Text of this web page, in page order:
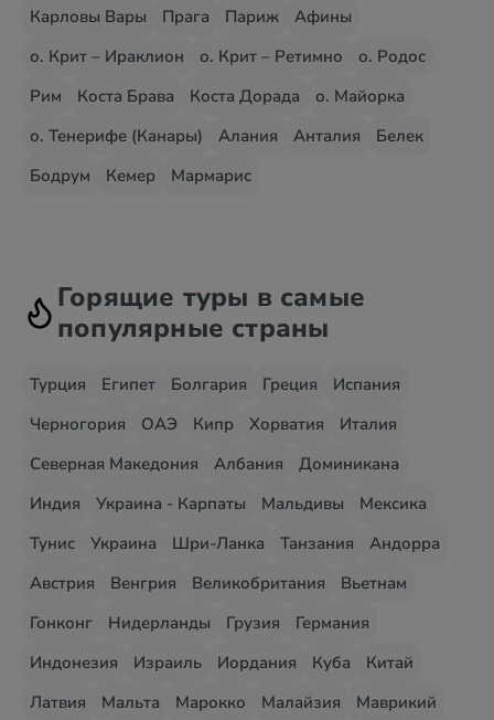
Карловы Вары
Прага Париж
Афины
о. Крит – Ираклион
о. Крит – Ретимно
о. Родос
Рим
Коста Брава Коста Дорада
о. Майорка
о. Тенерифе (Канары)
Алания Анталия
Белек
Бодрум
Кемер Мармарис
Горящие туры в самые
популярные страны
Турция Египет Болгария Греция
Испания
Черногория
ОАЭ Кипр Хорватия
Италия
Северная Македония
Албания
Доминикана
Индия
Украина - Карпаты Мальдивы
Мексика
Тунис
Украина Шри-Ланка Танзания
Андорра
Австрия
Венгрия Великобритания
Вьетнам
Гонконг
Нидерланды Грузия
Германия
Индонезия
Израиль Иордания Куба
Китай
Латвия
Мальта Марокко Малайзия
Маврикий